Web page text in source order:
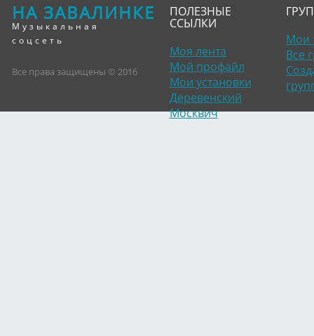
НА ЗАВАЛИНКЕ
Музыкальная
соцсеть
Все права защищены © 2016
ПОЛЕЗНЫЕ
ССЫЛКИ
Моя лента
Мой профайл
Мои установки
Деревенский
Москвич
Мои
Все